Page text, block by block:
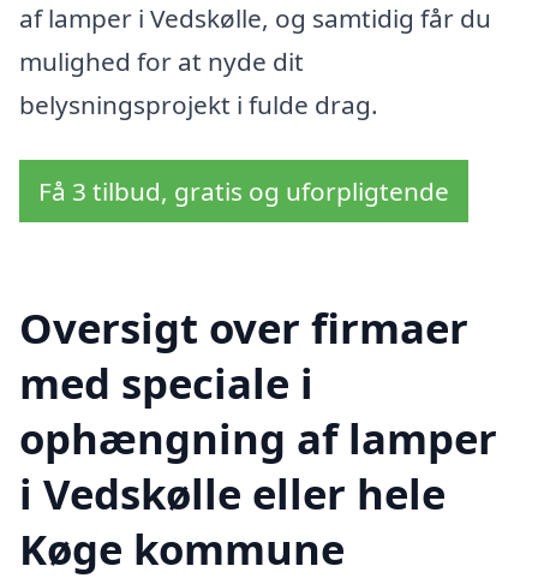
af lamper i Vedskølle, og samtidig får du
mulighed for at nyde dit
belysningsprojekt i fulde drag.
Få 3 tilbud, gratis og uforpligtende
Oversigt over firmaer
med speciale i
ophængning af lamper
i Vedskølle eller hele
Køge kommune